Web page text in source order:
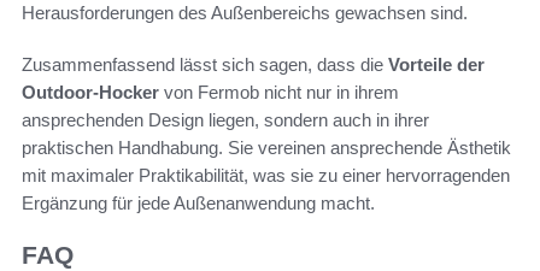
Herausforderungen des Außenbereichs gewachsen sind.
Zusammenfassend lässt sich sagen, dass die Vorteile der
Outdoor-Hocker von Fermob nicht nur in ihrem
ansprechenden Design liegen, sondern auch in ihrer
praktischen Handhabung. Sie vereinen ansprechende Ästhetik
mit maximaler Praktikabilität, was sie zu einer hervorragenden
Ergänzung für jede Außenanwendung macht.
FAQ